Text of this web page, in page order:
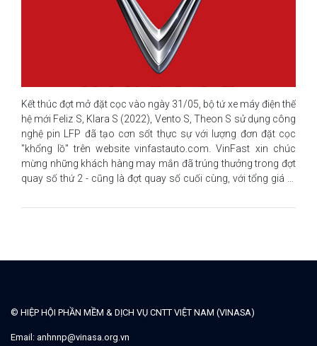
Kết thúc đợt mở đặt cọc vào ngày 31/05, bộ tứ xe máy điện thế
hệ mới Feliz S, Klara S (2022), Vento S, Theon S sử dụng công
nghệ pin LFP đã tạo cơn sốt thực sự với lượng đơn đặt cọc
"khổng lồ" trên website vinfastauto.com. VinFast xin chúc
mừng những khách hàng may mắn đã trúng thưởng trong đợt
quay số thứ 2 - cũng là đợt quay số cuối cùng, với tổng giá trị
như sau: IV. QUY ĐỊNH NHẬN THƯỞNG Mỗi khách hàng chỉ
© HIỆP HỘI PHẦN MỀM & DỊCH VỤ CNTT VIỆT NAM (VINASA)
Email: anhnnp@vinasa.org.vn